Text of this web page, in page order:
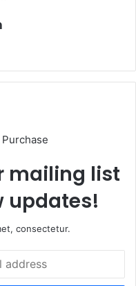
mailing list
updates!
consectetur.